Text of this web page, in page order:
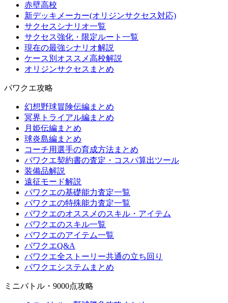
赤壁高校
新デッキメーカー(オリジンサクセス対応)
サクセスシナリオ一覧
サクセス強化・限定ルート一覧
現在の最強シナリオ解説
ケース別オススメ高校解説
オリジンサクセスまとめ
パワクエ攻略
幻想野球冒険伝編まとめ
冥界トライアル編まとめ
月姫伝編まとめ
球炎島編まとめ
コーチ用選手の育成方法まとめ
パワクエ契約書の査定・コスパ算出ツール
装備品解説
遠征モード解説
パワクエの基礎能力査定一覧
パワクエの特殊能力査定一覧
パワクエのオススメのスキル・アイテム
パワクエのスキル一覧
パワクエのアイテム一覧
パワクエQ&A
パワクエ全ストーリー共通の立ち回り
パワクエシステムまとめ
ミニバトル・9000点攻略